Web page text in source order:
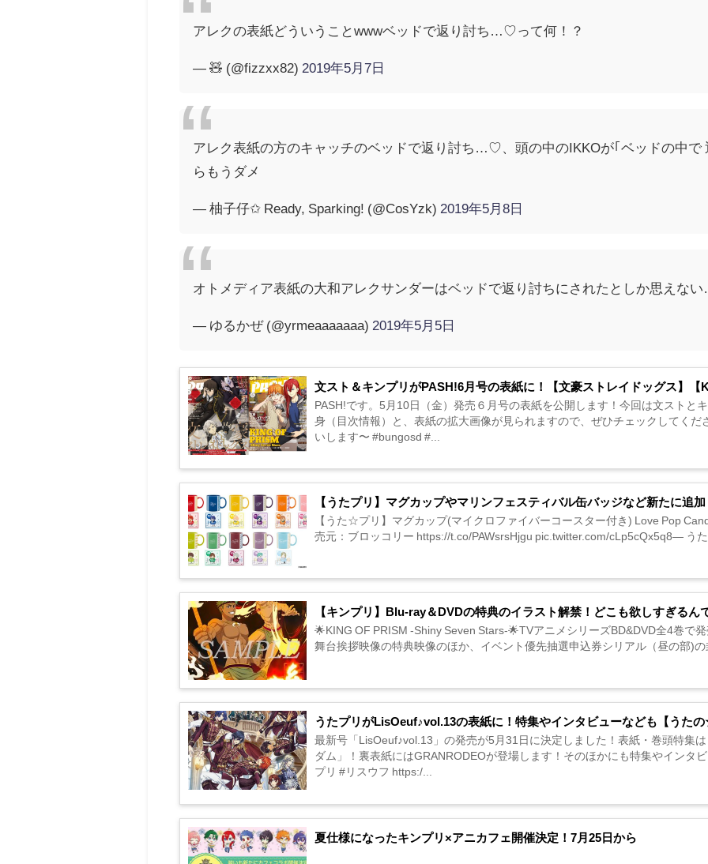
アレクの表紙どういうことwwwベッドで返り討ち…♡って何！？
— 🧸 (@fizzxx82) 2019年5月7日
アレク表紙の方のキャッチのベッドで返り討ち…♡、頭の中のIKKOが｢ベッドの中で
らもうダメ
— 柚子仔✩ Ready, Sparking! (@CosYzk) 2019年5月8日
オトメディア表紙の大和アレクサンダーはベッドで返り討ちにされたとしか思えな
— ゆるかぜ (@yrmeaaaaaaa) 2019年5月5日
文スト＆キンプリがPASH!6月号の表紙に！【文豪ストレイドッグス】【
PASH!です。5月10日（金）発売６月号の表紙を公開します！今回は文ストと
身（目次情報）と、表紙の拡大画像が見られますので、ぜひチェックしてく
いします〜 #bungosd #...
【うたプリ】マグカップやマリンフェスティバル缶バッジなど新たに追
【うた☆プリ】マグカップ(マイクロファイバーコースター付き) Love
売元：ブロッコリー https://t.co/PAWsrsHjgu pic.twitter.com/cLp5cQx5q8— う
【キンプリ】Blu-ray＆DVDの特典のイラスト解禁！どこも欲しすぎるん
🌟KING OF PRISM -Shiny Seven Stars-🌟TVアニメシリーズBD&DVD全4巻で
舞台挨拶映像の特典映像のほか、イベント優先抽選申込券シリアル（昼の部)
うたプリがLisOeuf♪vol.13の表紙に！特集やインタビューなども【うた
最新号「LisOeuf♪vol.13」の発売が5月31日に決定しました！表紙・巻頭特集
ダム」！裏表紙にはGRANRODEOが登場します！そのほかにも特集やインタ
プリ #リスウフ https:/...
夏仕様になったキンプリ×アニカフェ開催決定！7月25日から